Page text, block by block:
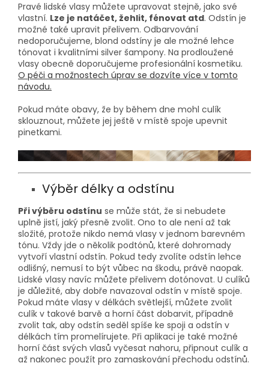
Pravé lidské vlasy můžete upravovat stejně, jako své
vlastní. Lze je natáčet, žehlit, fénovat atd. Odstín je
možné také upravit přelivem. Odbarvování
nedoporučujeme, blond odstíny je ale možné lehce
tónovat i kvalitními silver šampony. Na prodloužené
vlasy obecně doporučujeme profesionální kosmetiku.
O péči a možnostech úprav se dozvíte více v tomto
návodu.
Pokud máte obavy, že by během dne mohl culík
sklouznout, můžete jej ještě v místě spoje upevnit
pinetkami.
Výběr délky a odstínu
Při výběru odstínu se může stát, že si nebudete
uplně jistí, jaký přesně zvolit. Ono to ale není až tak
složité, protože nikdo nemá vlasy v jednom barevném
tónu. Vždy jde o několik podtónů, které dohromady
vytvoří vlastní odstín. Pokud tedy zvolíte odstín lehce
odlišný, nemusí to být vůbec na škodu, právě naopak.
Lidské vlasy navíc můžete přelivem dotónovat. U culíků
je důležité, aby dobře navazoval odstín v místě spoje.
Pokud máte vlasy v délkách světlejší, můžete zvolit
culík v takové barvě a horní část dobarvit, případně
zvolit tak, aby odstín seděl spíše ke spoji a odstín v
délkách tím promelírujete. Při aplikaci je také možné
horní část svých vlasů vyčesat nahoru, připnout culík a
až nakonec použít pro zamaskování přechodu odstínů.